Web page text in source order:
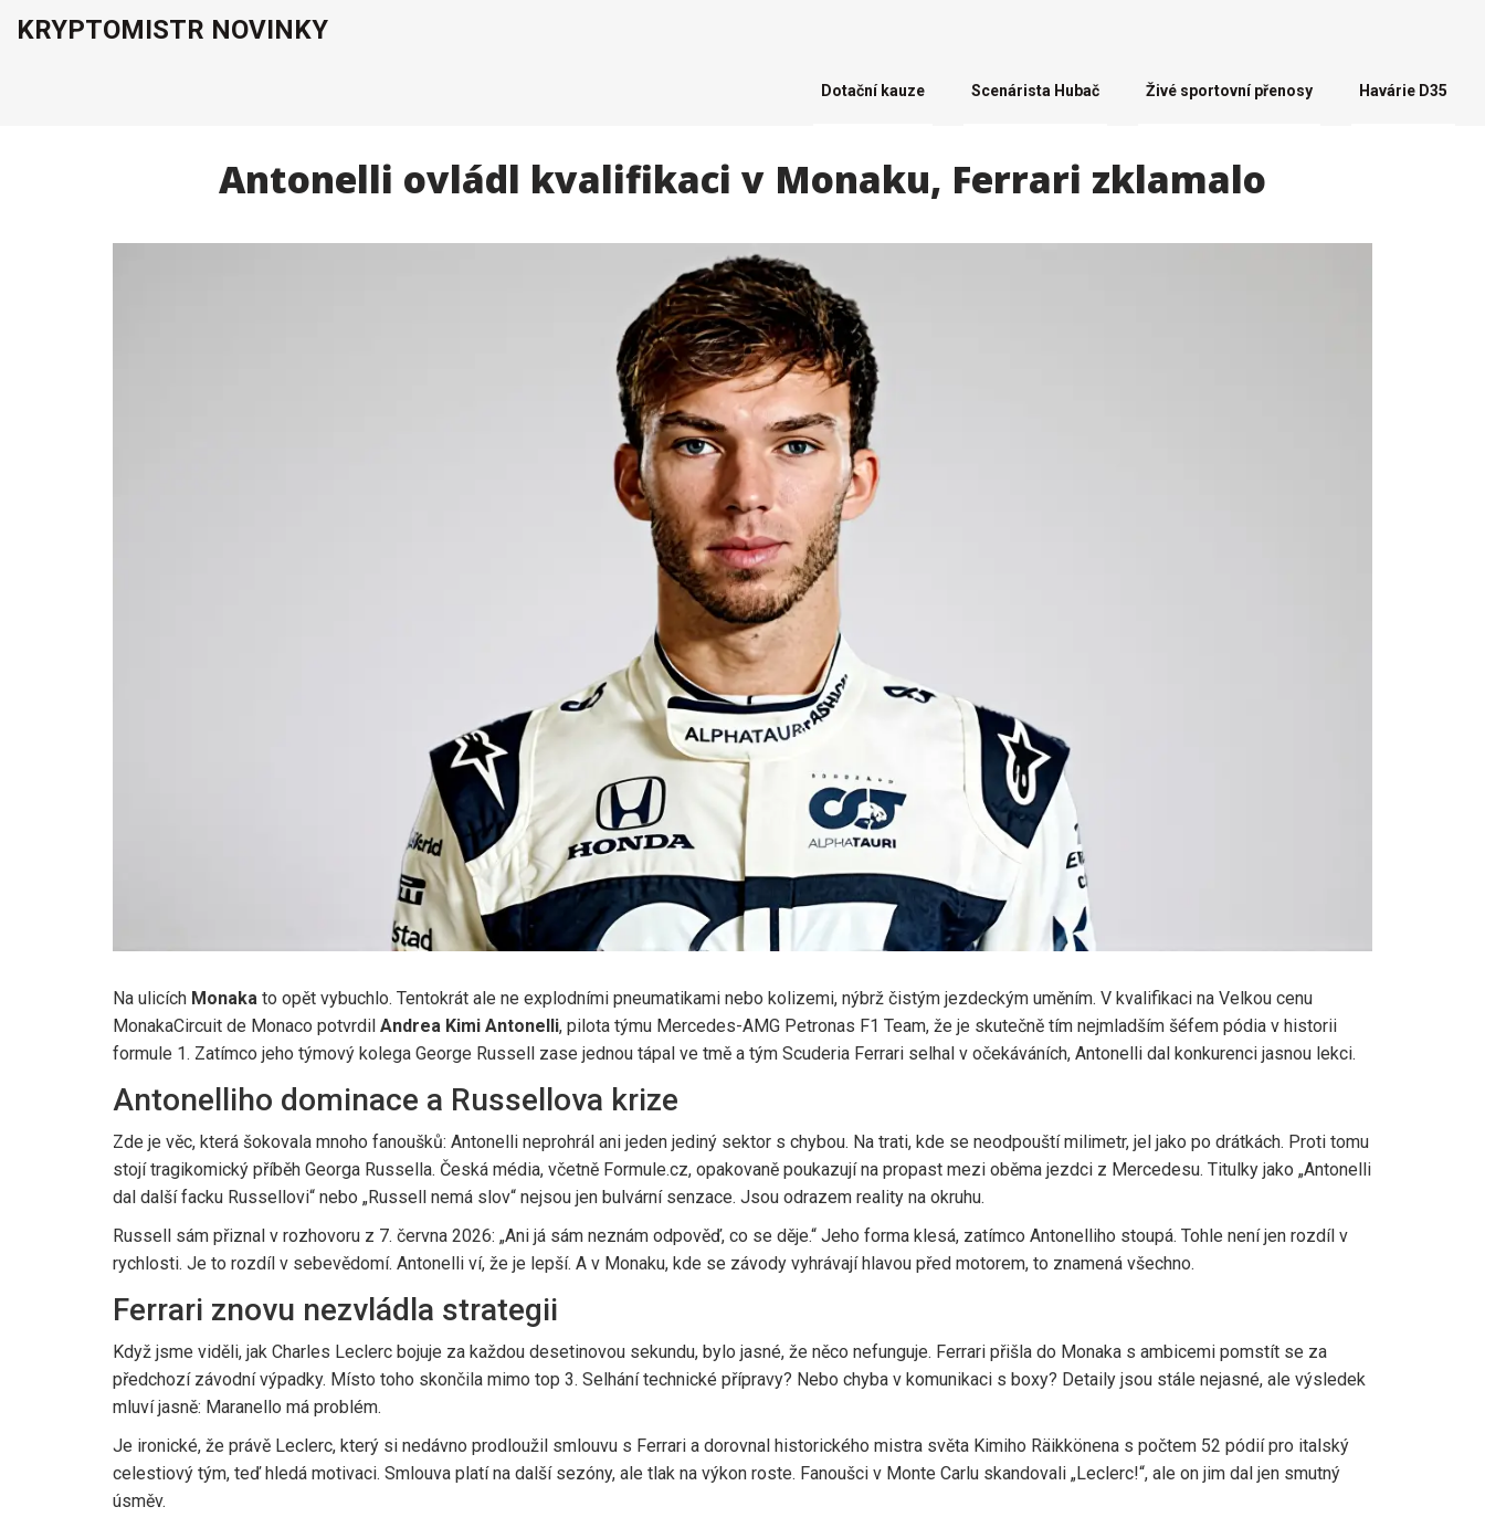
KRYPTOMISTR NOVINKY
Dotační kauze Scenárista Hubač Živé sportovní přenosy Havárie D35
Antonelli ovládl kvalifikaci v Monaku, Ferrari zklamalo
Na ulicích Monaka to opět vybuchlo. Tentokrát ale ne explodními pneumatikami nebo kolizemi, nýbrž čistým jezdeckým uměním. V kvalifikaci na Velkou cenu
MonakaCircuit de Monaco potvrdil Andrea Kimi Antonelli, pilota týmu Mercedes-AMG Petronas F1 Team, že je skutečně tím nejmladším šéfem pódia v historii
formule 1. Zatímco jeho týmový kolega George Russell zase jednou tápal ve tmě a tým Scuderia Ferrari selhal v očekáváních, Antonelli dal konkurenci jasnou lekci.
Antonelliho dominace a Russellova krize
Zde je věc, která šokovala mnoho fanoušků: Antonelli neprohrál ani jeden jediný sektor s chybou. Na trati, kde se neodpouští milimetr, jel jako po drátkách. Proti tomu
stojí tragikomický příběh Georga Russella. Česká média, včetně Formule.cz, opakovaně poukazují na propast mezi oběma jezdci z Mercedesu. Titulky jako „Antonelli
dal další facku Russellovi“ nebo „Russell nemá slov“ nejsou jen bulvární senzace. Jsou odrazem reality na okruhu.
Russell sám přiznal v rozhovoru z 7. června 2026: „Ani já sám neznám odpověď, co se děje.“ Jeho forma klesá, zatímco Antonelliho stoupá. Tohle není jen rozdíl v
rychlosti. Je to rozdíl v sebevědomí. Antonelli ví, že je lepší. A v Monaku, kde se závody vyhrávají hlavou před motorem, to znamená všechno.
Ferrari znovu nezvládla strategii
Když jsme viděli, jak Charles Leclerc bojuje za každou desetinovou sekundu, bylo jasné, že něco nefunguje. Ferrari přišla do Monaka s ambicemi pomstít se za
předchozí závodní výpadky. Místo toho skončila mimo top 3. Selhání technické přípravy? Nebo chyba v komunikaci s boxy? Detaily jsou stále nejasné, ale výsledek
mluví jasně: Maranello má problém.
Je ironické, že právě Leclerc, který si nedávno prodloužil smlouvu s Ferrari a dorovnal historického mistra světa Kimiho Räikkönena s počtem 52 pódií pro italský
celestiový tým, teď hledá motivaci. Smlouva platí na další sezóny, ale tlak na výkon roste. Fanoušci v Monte Carlu skandovali „Leclerc!“, ale on jim dal jen smutný
úsměv.